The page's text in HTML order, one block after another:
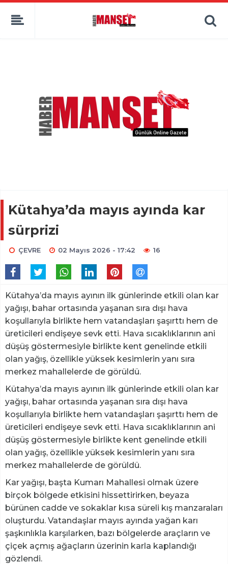
Kütahya’da mayıs ayında kar
sürprizi
ÇEVRE 02 Mayıs 2026 - 17:42 16
Kütahya’da mayıs ayının ilk günlerinde etkili olan kar
yağışı, bahar ortasında yaşanan sıra dışı hava
koşullarıyla birlikte hem vatandaşları şaşırttı hem de
üreticileri endişeye sevk etti. Hava sıcaklıklarının ani
düşüş göstermesiyle birlikte kent genelinde etkili
olan yağış, özellikle yüksek kesimlerin yanı sıra
merkez mahallelerde de görüldü.
Kütahya’da mayıs ayının ilk günlerinde etkili olan kar
yağışı, bahar ortasında yaşanan sıra dışı hava
koşullarıyla birlikte hem vatandaşları şaşırttı hem de
üreticileri endişeye sevk etti. Hava sıcaklıklarının ani
düşüş göstermesiyle birlikte kent genelinde etkili
olan yağış, özellikle yüksek kesimlerin yanı sıra
merkez mahallelerde de görüldü.
Kar yağışı, başta Kumarı Mahallesi olmak üzere
birçok bölgede etkisini hissettirirken, beyaza
bürünen cadde ve sokaklar kısa süreli kış manzaraları
oluşturdu. Vatandaşlar mayıs ayında yağan karı
şaşkınlıkla karşılarken, bazı bölgelerde araçların ve
çiçek açmış ağaçların üzerinin karla kaplandığı
gözlendi.